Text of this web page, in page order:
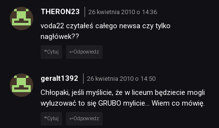
RETRO
TECHNOLOGIE
DYSKUSJE
JUŻ GRALIŚMY
THERON23 26 kwietnia 2010 o 14:36
voda22 czytałeś całego newsa czy tylko
nagłówek??
Cytuj Odpowiedz
geralt1392 26 kwietnia 2010 o 14:50
Chłopaki, jeśli myślicie, że w liceum będziecie mogli
wyluzować to się GRUBO mylicie… Wiem co mówię.
Cytuj Odpowiedz